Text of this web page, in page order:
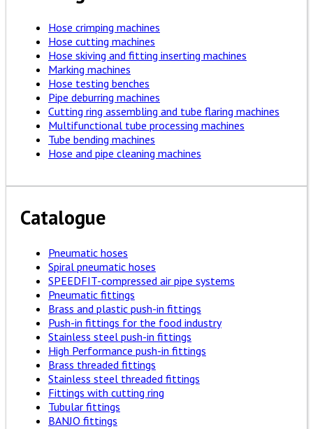
Hose crimping machines
Hose cutting machines
Hose skiving and fitting inserting machines
Marking machines
Hose testing benches
Pipe deburring machines
Cutting ring assembling and tube flaring machines
Multifunctional tube processing machines
Tube bending machines
Hose and pipe cleaning machines
Catalogue
Pneumatic hoses
Spiral pneumatic hoses
SPEEDFIT-compressed air pipe systems
Pneumatic fittings
Brass and plastic push-in fittings
Push-in fittings for the food industry
Stainless steel push-in fittings
High Performance push-in fittings
Brass threaded fittings
Stainless steel threaded fittings
Fittings with cutting ring
Tubular fittings
BANJO fittings